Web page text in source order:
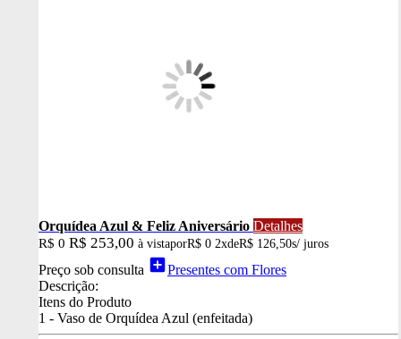
Orquídea Azul & Feliz Aniversário Detalhes
R$ 0 R$ 253,00 à vistaporR$ 0 2xdeR$ 126,50s/ juros
Preço sob consulta add_boxPresentes com Flores
Descrição:
Itens do Produto
1 - Vaso de Orquídea Azul (enfeitada)